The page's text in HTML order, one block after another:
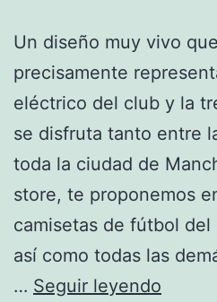
Un diseño muy vivo
precisamente
eléctrico del club y la
se disfruta tanto entre
toda la ciudad de
store, te proponemos
camisetas de fútbol
así como todas las
… Seguir leyendo